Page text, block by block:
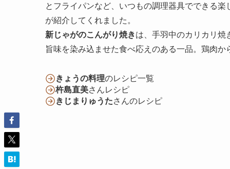
とフライパンなど、いつもの調理器具でできる
が紹介してくれました。
新じゃがのこんがり焼きは、手羽中のカリカリ焼
旨味を染み込ませた食べ応えのある一品。鶏肉
きょうの料理のレシピ一覧
杵島直美さんレシピ
きじまりゅうたさんのレシピ